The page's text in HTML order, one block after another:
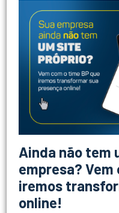
Ainda não tem
empresa? Vem
iremos
online!